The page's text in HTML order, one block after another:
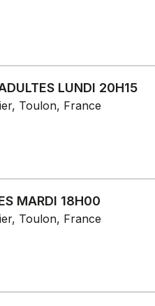
LUNDI 20H15
Toulon, France
MARDI 18H00
Toulon, France